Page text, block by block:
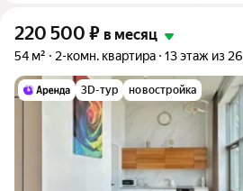
220 500 ₽ в месяц
54 м² 2-комн. квартира 13 этаж из 26
3D-тур новостройка